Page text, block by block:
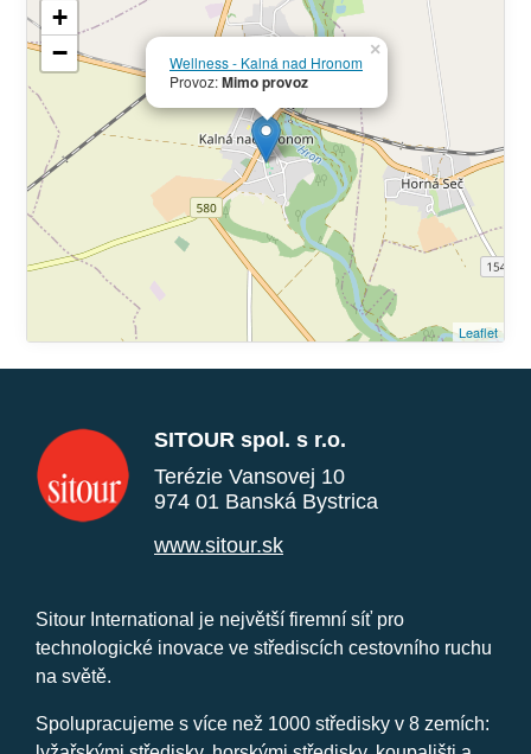
Wellness - Kalná nad Hronom
Provoz:Mimo provoz
×
+
−
Leaflet
SITOUR spol. s r.o.
Terézie Vansovej 10
974 01 Banská Bystrica
www.sitour.sk
Sitour International je největší firemní síť pro
technologické inovace ve střediscích cestovního ruchu
na světě.
Spolupracujeme s více než 1000 středisky v 8 zemích: